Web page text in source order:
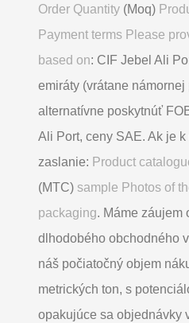
Order Quantity (Moq)
Payment terms Please
based on: CIF Jebel Ali
emiráty (vrátane
alternatívne poskytnúť
Ali Port, ceny SAE. Ak je
zaslanie: Product
(MTC) sample Photos of
packaging. Máme záujem
dlhodobého obchodného
náš počiatočný objem
metrických ton, s
opakujúce sa objednávky